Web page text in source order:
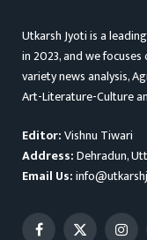
Utkarsh Jyoti is a
in 2023, and we
variety news analysis,
Art-Literature-Culture
Editor:Vishnu Tiwari
Address:Dehradun,
Email Us:
Facebook
X